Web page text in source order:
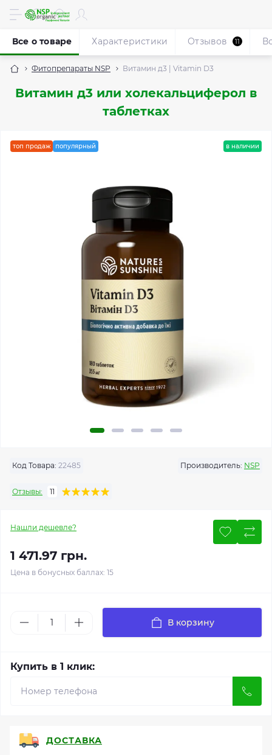
Фитопрепараты NSP Витамин д3 | Vitamin D3
Витамин д3 или холекальциферол в
таблетках
Все о товаре Характеристики Отзывов 11
топ продаж популярный в наличии
Код Товара: 22485 Производитель: NSP
Отзывы: 11
Нашли дешевле?
1 471.97 грн.
Цена в бонусных баллах: 15
В корзину
Купить в 1 клик:
ДОСТАВКА